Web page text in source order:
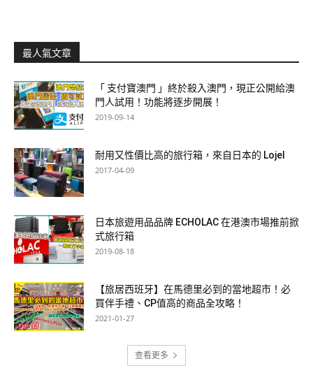
最人氣文章
「 支付寶澳門 」終於殺入澳門，現正公開給澳
門人試用！功能將逐步開展！
2019-09-14
耐用又性價比高的旅行箱，來自日本的 Lojel
2017-04-09
日本旅遊用品品牌 ECHOLAC 在港澳市場推前掀
式旅行箱
2019-08-18
【旅居西班牙】在馬德里必到的當地超市！必
買伴手禮、CP值高的商品全攻略！
2021-01-27
查看更多